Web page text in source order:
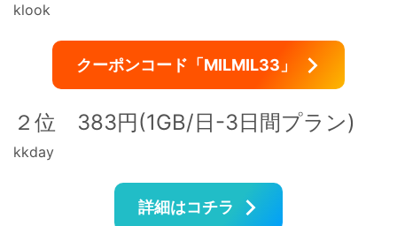
klook
クーポンコード「MILMIL33」
２位 383円(1GB/日-3日間プラン)
kkday
詳細はコチラ